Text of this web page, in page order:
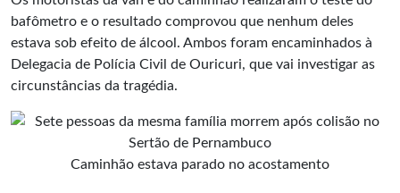
bafômetro e o resultado comprovou que nenhum deles
estava sob efeito de álcool. Ambos foram encaminhados à
Delegacia de Polícia Civil de Ouricuri, que vai investigar as
circunstâncias da tragédia.
Caminhão estava parado no acostamento